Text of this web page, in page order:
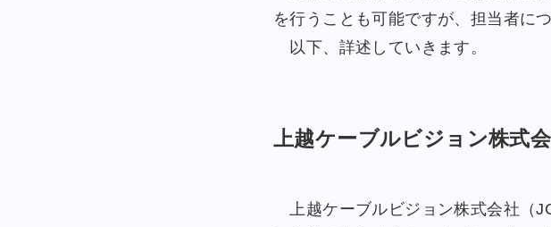
を行うことも可能ですが、担当者に
以下、詳述していきます。
上越ケーブルビジョン株式
上越ケーブルビジョン株式会社（